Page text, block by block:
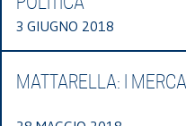
3 GIUGNO 2018
MATTARELLA: I